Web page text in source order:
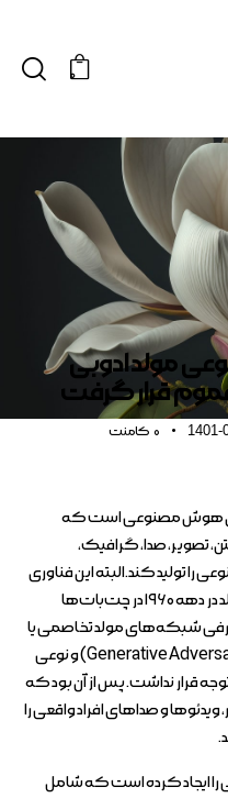
0
مولد ادوبی
قرار گرفت
1401-
0 کامنت
هوش مصنوعی است که
تصویر، صدا، گرافیک،
را تولید کند.البته این فناوری
کاملاً جدید نیست. هوش مصنوعی مولد در دهه ۱۹۶۰ در چت‌بات‌ها
۲۰۱۴، و پیش از معرفی شبکه‌های مولد تخاصمی یا
GAN که اختصار عبارت (Generative Adversarial Network) و نوعی
قرار نداشت. پس از آن بود که
و صداهای افراد واقعی را
ایجاد کرده است که شامل